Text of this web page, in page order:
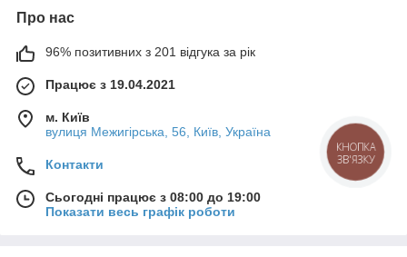
Про нас
96% позитивних з 201 відгука за рік
Працює з 19.04.2021
м. Київ
вулиця Межигірська, 56, Київ, Україна
Контакти
Сьогодні працює з 08:00 до 19:00
Показати весь графік роботи
КНОПКА
ЗВ'ЯЗКУ